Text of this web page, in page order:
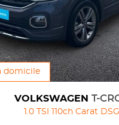
domicile
VOLKSWAGEN T-
1.0 TSI 110ch Carat